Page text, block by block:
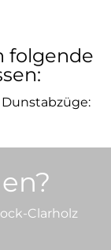
folgende
Clarholz